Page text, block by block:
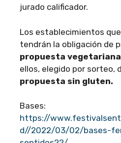
jurado calificador.
Los establecimientos
tendrán la obligación de
propuesta
ellos, elegido por sorteo,
propuesta sin gluten.
Bases:
https://
d//2022/03/02/bases-